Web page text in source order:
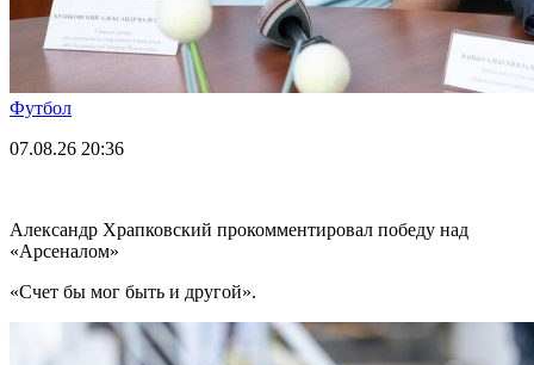
Футбол
07.08.26 20:36
Александр Храпковский прокомментировал победу над
«Арсеналом»
«Счет бы мог быть и другой».